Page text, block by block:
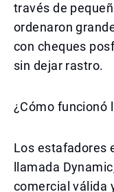
través de
ordenaron
con cheques
sin dejar rastro.
¿Cómo funcionó
Los estafadores
llamada
comercial válida